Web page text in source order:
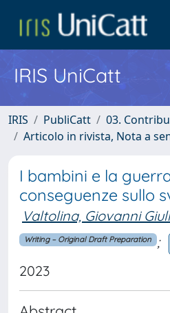
IRIS UniCatt
IRIS PubliCatt
03.
Articolo in rivista, Nota a
I bambini e la
conseguenze sullo
Valtolina, Giovanni
Writing – Original Draft Preparation ;
2023